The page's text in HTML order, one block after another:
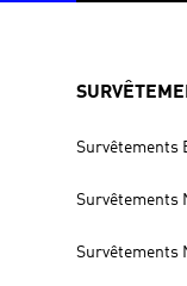
Survêtements
Survêtements
Survêtements